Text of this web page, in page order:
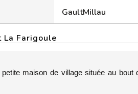
GaultMillau
La Farigoule
maison de village située au